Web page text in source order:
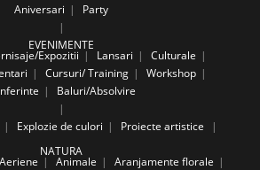
Aniversari
Party
EVENIMENTE
Expozitii Lansari
Culturale
Cursuri/ Training
Workshop
Baluri/Absolvire
Explozie de culori
Proiecte artistice
NATURA
Aeriene Animale
Aranjamente florale